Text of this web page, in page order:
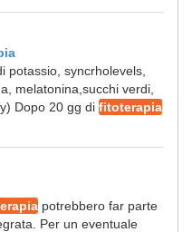
potassio, syncrholevels,
melatonina,succhi verdi,
Dopo 20 gg di fitoterapia
potrebbero far parte
Per un eventuale